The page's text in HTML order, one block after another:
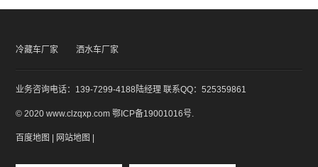
冷藏车厂家 洒水车厂家
业务咨询电话：139-7299-4188陆经理 联系QQ：525359861
© 2020 www.clzqxp.com鄂ICP备19001016号.
百度地图 网站地图